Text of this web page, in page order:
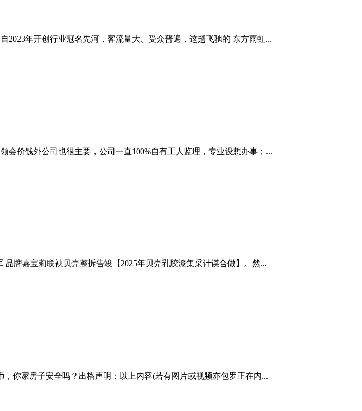
年开创行业冠名先河，客流量大、受众普遍，这趟飞驰的 东方雨虹...
价钱外公司也很主要，公司一直100%自有工人监理，专业设想办事；...
牌嘉宝莉联袂贝壳整拆告竣【2025年贝壳乳胶漆集采计谋合做】。然...
你家房子安全吗？出格声明：以上内容(若有图片或视频亦包罗正在内...